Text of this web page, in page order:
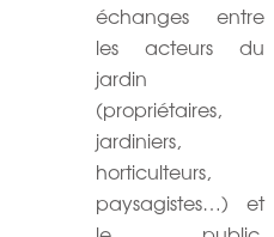
échanges entre
les acteurs du
jardin
(propriétaires,
jardiniers,
horticulteurs,
paysagistes…) et